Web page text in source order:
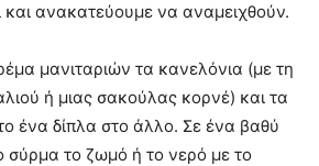
και ανακατεύουμε να αναμειχθούν.
μανιταριών τα κανελόνια (με τη
ή μιας σακούλας κορνέ) και τα
ένα δίπλα στο άλλο. Σε ένα βαθύ
σύρμα το ζωμό ή το νερό με το